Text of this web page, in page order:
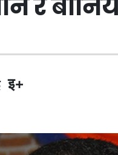
इ+